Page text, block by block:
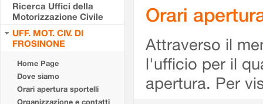
Ricerca Uffici della
Motorizzazione Civile
UFF. MOT. CIV. DI
FROSINONE
Home Page
Dove siamo
Orari apertura sportelli
Organizzazione e contatti
Orari
Attraverso il
l'ufficio per il
apertura. Per